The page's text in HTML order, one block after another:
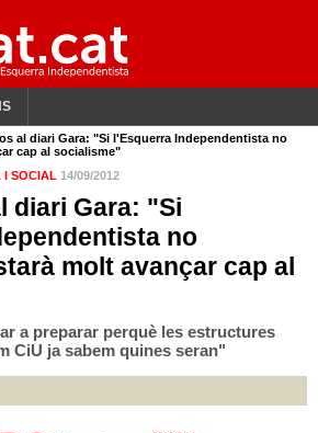
al diari Gara: "Si l'Esquerra Independentista no
cap al socialisme"
I SOCIAL 14/09/2012
diari Gara: "Si
no
molt avançar cap al
a preparar perquè les estructures
CiU ja sabem quines seran"